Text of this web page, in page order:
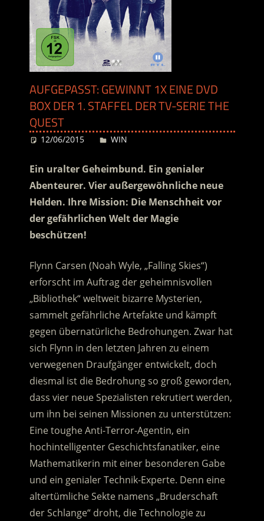
AUFGEPASST: GEWINNT 1X EINE DVD
BOX DER 1. STAFFEL DER TV-SERIE THE
QUEST
12/06/2015 Desiree
WIN
Ein uralter Geheimbund. Ein genialer
Abenteurer. Vier außergewöhnliche neue
Helden. Ihre Mission: Die Menschheit vor
der gefährlichen Welt der Magie
beschützen!
Flynn Carsen (Noah Wyle, „Falling Skies“)
erforscht im Auftrag der geheimnisvollen
„Bibliothek“ weltweit bizarre Mysterien,
sammelt gefährliche Artefakte und kämpft
gegen übernatürliche Bedrohungen. Zwar hat
sich Flynn in den letzten Jahren zu einem
verwegenen Draufgänger entwickelt, doch
diesmal ist die Bedrohung so groß geworden,
dass vier neue Spezialisten rekrutiert werden,
um ihn bei seinen Missionen zu unterstützen:
Eine toughe Anti-Terror-Agentin, ein
hochintelligenter Geschichtsfanatiker, eine
Mathematikerin mit einer besonderen Gabe
und ein genialer Technik-Experte. Denn eine
altertümliche Sekte namens „Bruderschaft
der Schlange“ droht, die Technologie zu